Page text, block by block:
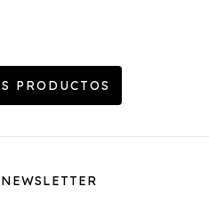
PRODUCTOS